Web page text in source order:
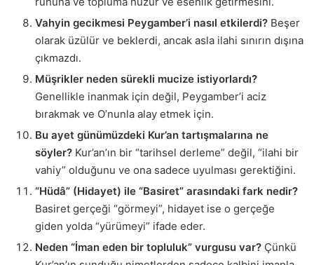
Vahyin gecikmesi Peygamber’i nasıl etkilerdi? Beşer
olarak üzülür ve beklerdi, ancak asla ilahi sınırın dışına
çıkmazdı.
Müşrikler neden sürekli mucize istiyorlardı?
Genellikle inanmak için değil, Peygamber’i aciz
bırakmak ve O’nunla alay etmek için.
Bu ayet günümüzdeki Kur’an tartışmalarına ne
söyler? Kur’an’ın bir “tarihsel derleme” değil, “ilahi bir
vahiy” olduğunu ve ona sadece uyulması gerektiğini.
“Hüdâ” (Hidayet) ile “Basiret” arasındaki fark nedir?
Basiret gerçeği “görmeyi”, hidayet ise o gerçeğe
giden yolda “yürümeyi” ifade eder.
Neden “İman eden bir topluluk” vurgusu var? Çünkü